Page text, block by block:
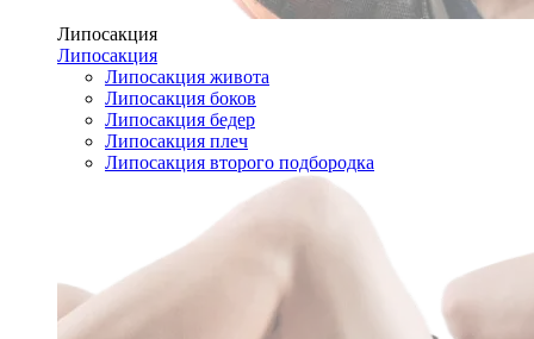
Липосакция
Липосакция
Липосакция живота
Липосакция боков
Липосакция бедер
Липосакция плеч
Липосакция второго подбородка